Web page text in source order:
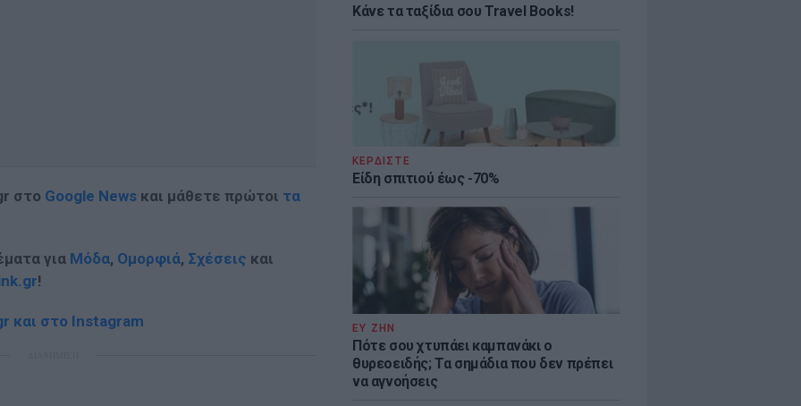
Κάνε τα ταξίδια σου Travel Books!
ΚΕΡΔΙΣΤΕ
Είδη σπιτιού έως -70%
ΕΥ ΖΗΝ
Πότε σου χτυπάει καμπανάκι ο
θυρεοειδής; Τα σημάδια που δεν πρέπει
να αγνοήσεις
στο Google News και μάθετε πρώτοι τα
για Μόδα, Ομορφιά, Σχέσεις και
!
και στο Instagram